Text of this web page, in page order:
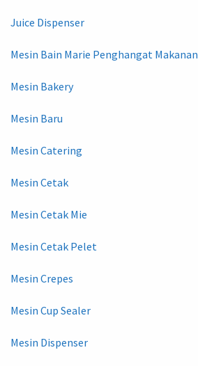
Juice Dispenser
Mesin Bain Marie Penghangat Makanan
Mesin Bakery
Mesin Baru
Mesin Catering
Mesin Cetak
Mesin Cetak Mie
Mesin Cetak Pelet
Mesin Crepes
Mesin Cup Sealer
Mesin Dispenser